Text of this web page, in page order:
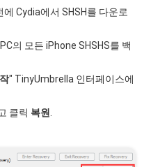
Cydia에서 SHSH를 다운로
의 모든 iPhone SHSHS를 백
" TinyUmbrella 인터페이스에
클릭 복원